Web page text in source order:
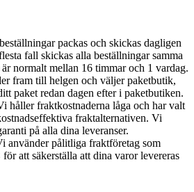
packas och skickas dagligen
fall skickas alla beställningar samma
normalt mellan 16 timmar och 1 vardag.
fram till helgen och väljer paketbutik,
paket redan dagen efter i paketbutiken.
håller fraktkostnaderna låga och har valt
fraktalternativen. Vi
på alla dina leveranser.
använder pålitliga fraktföretag som
att säkerställa att dina varor levereras